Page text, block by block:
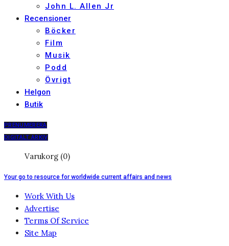
John L. Allen Jr
Recensioner
Böcker
Film
Musik
Podd
Övrigt
Helgon
Butik
PRENUMERERA
DIGITALT ARKIV
Varukorg (0)
Your go to resource for worldwide current affairs and news
Work With Us
Advertise
Terms Of Service
Site Map